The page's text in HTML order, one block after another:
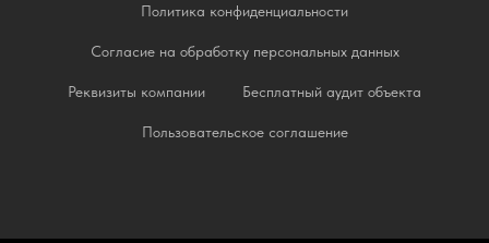
Политика конфиденциальности
Согласие на обработку персональных данных
Реквизиты компании Бесплатный аудит объекта
Пользовательское соглашение